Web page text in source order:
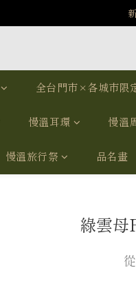
️8/6-
️8/6-
全台門市×各城市限
慢溫耳環 慢溫
慢溫旅行祭 品名畫
綠雲